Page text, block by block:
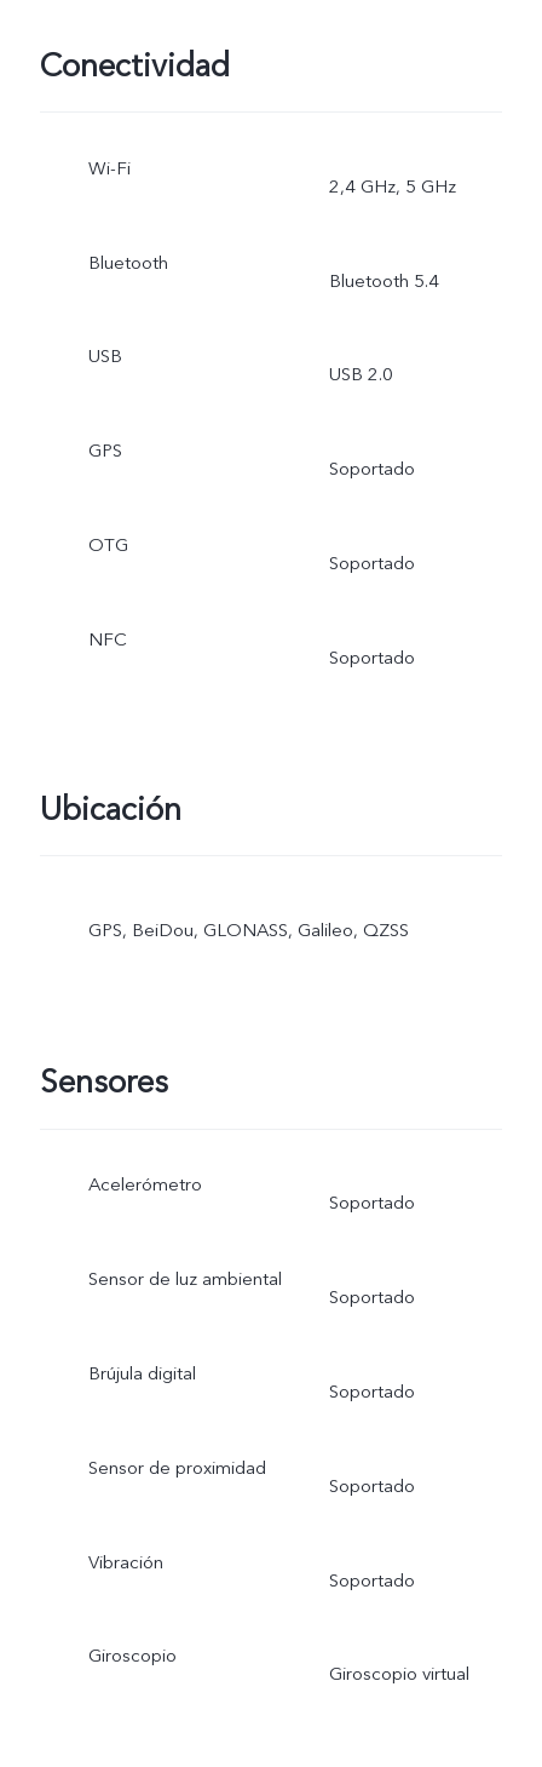
Conectividad
Wi-Fi
2,4 GHz, 5 GHz
Bluetooth
Bluetooth 5.4
USB
USB 2.0
GPS
Soportado
OTG
Soportado
NFC
Soportado
Ubicación
GPS, BeiDou, GLONASS, Galileo, QZSS
Sensores
Acelerómetro
Soportado
Sensor de luz ambiental
Soportado
Brújula digital
Soportado
Sensor de proximidad
Soportado
Vibración
Soportado
Giroscopio
Giroscopio virtual